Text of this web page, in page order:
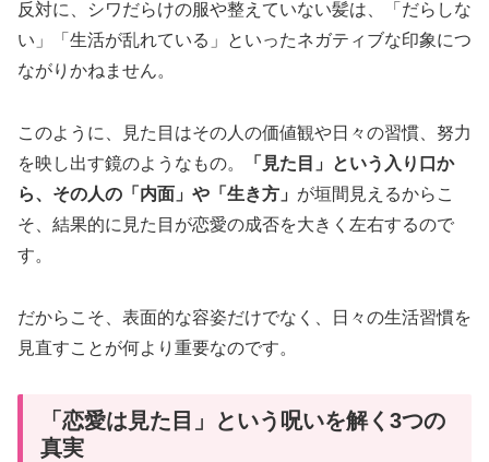
反対に、シワだらけの服や整えていない髪は、「だらしな
い」「生活が乱れている」といったネガティブな印象につ
ながりかねません。
このように、見た目はその人の価値観や日々の習慣、努力
を映し出す鏡のようなもの。
「見た目」という入り口か
ら、その人の「内面」や「生き方」 が垣間見えるからこ
そ、結果的に見た目が恋愛の成否を大きく左右するので
す。
だからこそ、表面的な容姿だけでなく、日々の生活習慣を
見直すことが何より重要なのです。
「恋愛は見た目」という呪いを解く3つの
真実